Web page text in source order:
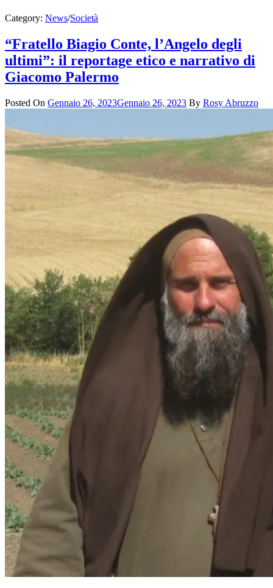
Category: News/Società
“Fratello Biagio Conte, l’Angelo degli
ultimi”: il reportage etico e narrativo di
Giacomo Palermo
Posted On Gennaio 26, 2023Gennaio 26, 2023 By Rosy Abruzzo